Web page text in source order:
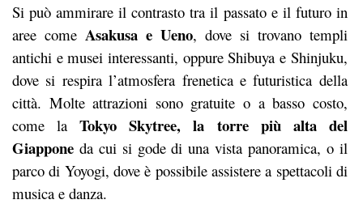
Si può ammirare il contrasto tra il passato e il futuro in
aree comeAsakusa e Ueno, dove si trovano templi
antichi e musei interessanti, oppure Shibuya e Shinjuku,
dove si respira l’atmosfera frenetica e futuristica della
città. Molte attrazioni sono gratuite o a basso costo,
come laTokyo Skytree, la torre più alta del
Giappone da cui si gode di una vista panoramica, o il
parco di Yoyogi, dove è possibile assistere a spettacoli di
musica e danza.